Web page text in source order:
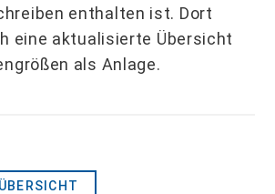
enthalten ist. Dort
eine aktualisierte Übersicht
als Anlage.